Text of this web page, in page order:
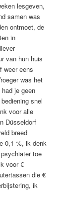
lesgeven,
samen was
ontmoet, de
in
van hun huis
weer eens
was het
je geen
snel
voor alle
Düsseldorf
breed
0,1 %, ik denk
toe
voor €
die €
ik